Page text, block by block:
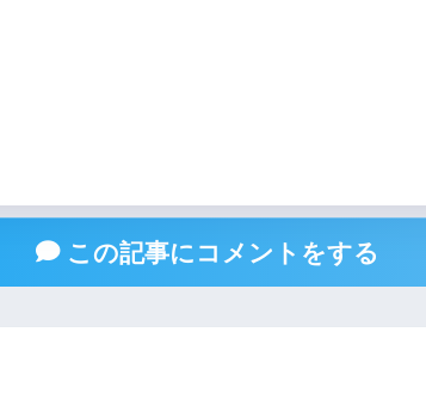
この記事にコメントをする